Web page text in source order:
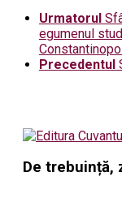
Urmatorul
egumenul
Precedentul
De trebuință,